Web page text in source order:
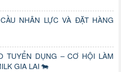
NHÂN LỰC VÀ ĐẶT HÀNG
TUYỂN DỤNG – CƠ HỘI LÀM
GIA LAI 🐄